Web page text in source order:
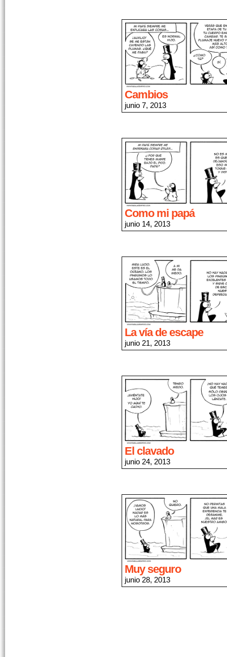
Cambios
junio 7, 2013
Como mi papá
junio 14, 2013
La vía de escape
junio 21, 2013
El clavado
junio 24, 2013
Muy seguro
junio 28, 2013